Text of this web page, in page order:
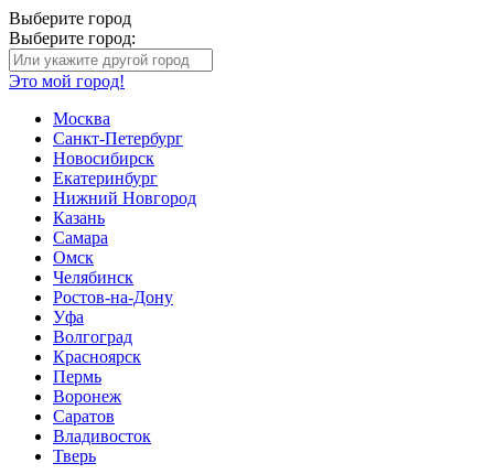
Выберите город
Выберите город:
Это мой город!
Москва
Санкт-Петербург
Новосибирск
Екатеринбург
Нижний Новгород
Казань
Самара
Омск
Челябинск
Ростов-на-Дону
Уфа
Волгоград
Красноярск
Пермь
Воронеж
Саратов
Владивосток
Тверь